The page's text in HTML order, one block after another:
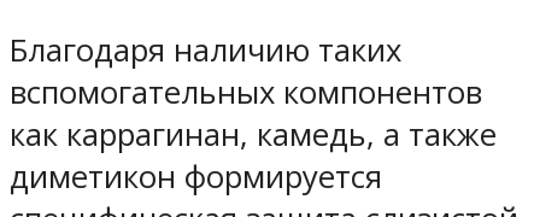
Благодаря наличию таких
вспомогательных компонентов
как каррагинан, камедь, а также
диметикон формируется